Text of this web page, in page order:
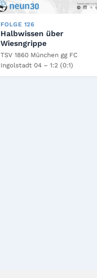
FOLGE 126
Halbwissen über
Wiesngrippe
TSV 1860 München gg FC
Ingolstadt 04 – 1:2 (0:1)